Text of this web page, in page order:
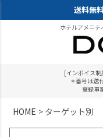
送料無
ホテルアメニテ
[インボイス
＊番号は送
登録事
HOME ターゲット別